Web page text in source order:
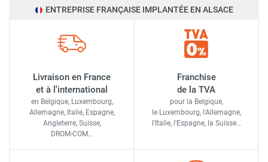
ENTREPRISE FRANÇAISE IMPLANTÉE EN ALSACE
Livraison en France
et à l'international
en Belgique, Luxembourg,
Allemagne, Italie, Espagne,
Angleterre, Suisse,
DROM-COM…
Franchise
de la TVA
pour la Belgique,
le Luxembourg, l'Allemagne,
l'Italie, l'Espagne, la Suisse…